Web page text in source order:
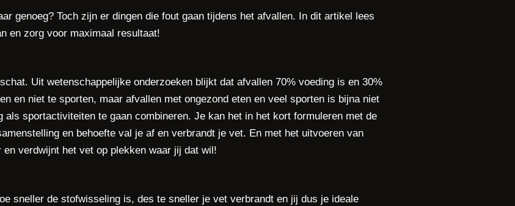
genoeg? Toch zijn er dingen die fout gaan tijdens het afvallen. In dit artikel lees
en zorg voor maximaal resultaat!
Uit wetenschappelijke onderzoeken blijkt dat afvallen 70% voeding is en 30%
en niet te sporten, maar afvallen met ongezond eten en veel sporten is bijna niet
sportactiviteiten te gaan combineren. Je kan het in het kort formuleren met de
en behoefte val je af en verbrandt je vet. En met het uitvoeren van
verdwijnt het vet op plekken waar jij dat wil!
sneller de stofwisseling is, des te sneller je vet verbrandt en jij dus je ideale